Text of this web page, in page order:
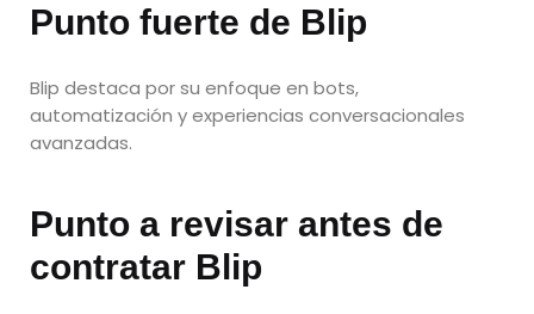
Punto fuerte de Blip
Blip destaca por su enfoque en bots,
automatización y experiencias conversacionales
avanzadas.
Punto a revisar antes de
contratar Blip